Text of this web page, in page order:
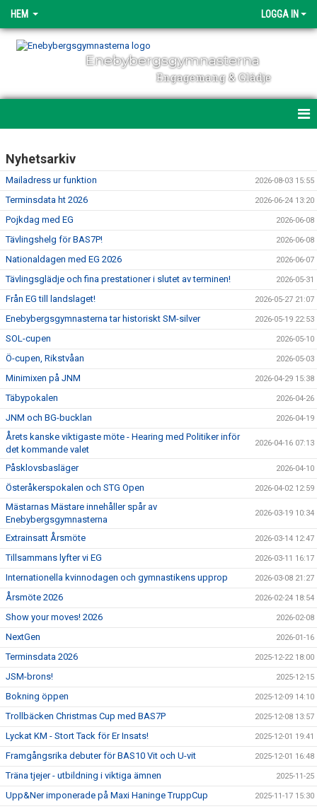
HEM LOGGA IN
Enebybergsgymnasterna
Engagemang & Glädje
OM ENEBYBERGSGYMNASTERNA
ENGAGEMANG
NYHETER
POLICY & DOKUMENT
KANSLIET
VÅRA ANSTÄLLDA LEDARE
VALBEREDNING
STYRELSE
LAGFÖRÄLDRAR
FRÅGOR & SVAR
EVENT
KONTAKT
MEDICINSKT STÖD
Nyhetsarkiv
Mailadress ur funktion 2026-08-03 15:55
Terminsdata ht 2026 2026-06-24 13:20
Pojkdag med EG 2026-06-08
Tävlingshelg för BAS7P! 2026-06-08
Nationaldagen med EG 2026 2026-06-07
Tävlingsglädje och fina prestationer i slutet av terminen! 2026-05-31
Från EG till landslaget! 2026-05-27 21:07
Enebybergsgymnasterna tar historiskt SM-silver 2026-05-19 22:53
SOL-cupen 2026-05-10
Ö-cupen, Rikstvåan 2026-05-03
Minimixen på JNM 2026-04-29 15:38
Täbypokalen 2026-04-26
JNM och BG-bucklan 2026-04-19
Årets kanske viktigaste möte - Hearing med Politiker inför
det kommande valet
2026-04-16 07:13
Påsklovsbasläger 2026-04-10
Österåkerspokalen och STG Open 2026-04-02 12:59
Mästarnas Mästare innehåller spår av
Enebybergsgymnasterna
2026-03-19 10:34
Extrainsatt Årsmöte 2026-03-14 12:47
Tillsammans lyfter vi EG 2026-03-11 16:17
Internationella kvinnodagen och gymnastikens upprop 2026-03-08 21:27
Årsmöte 2026 2026-02-24 18:54
Show your moves! 2026 2026-02-08
NextGen 2026-01-16
Terminsdata 2026 2025-12-22 18:00
JSM-brons! 2025-12-15
Bokning öppen 2025-12-09 14:10
Trollbäcken Christmas Cup med BAS7P 2025-12-08 13:57
Lyckat KM - Stort Tack för Er Insats! 2025-12-01 19:41
Framgångsrika debuter för BAS10 Vit och U-vit 2025-12-01 16:48
Träna tjejer - utbildning i viktiga ämnen 2025-11-25
Upp&Ner imponerade på Maxi Haninge TruppCup 2025-11-17 15:30